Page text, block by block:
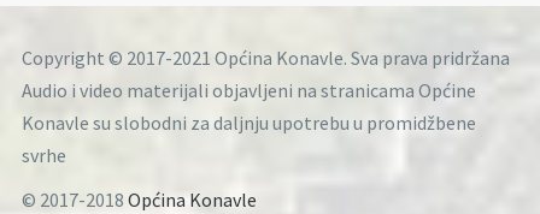
Copyright © 2017-2021 Općina Konavle. Sva prava pridržana
Audio i video materijali objavljeni na stranicama Općine
Konavle su slobodni za daljnju upotrebu u promidžbene
svrhe
© 2017-2018 Općina Konavle